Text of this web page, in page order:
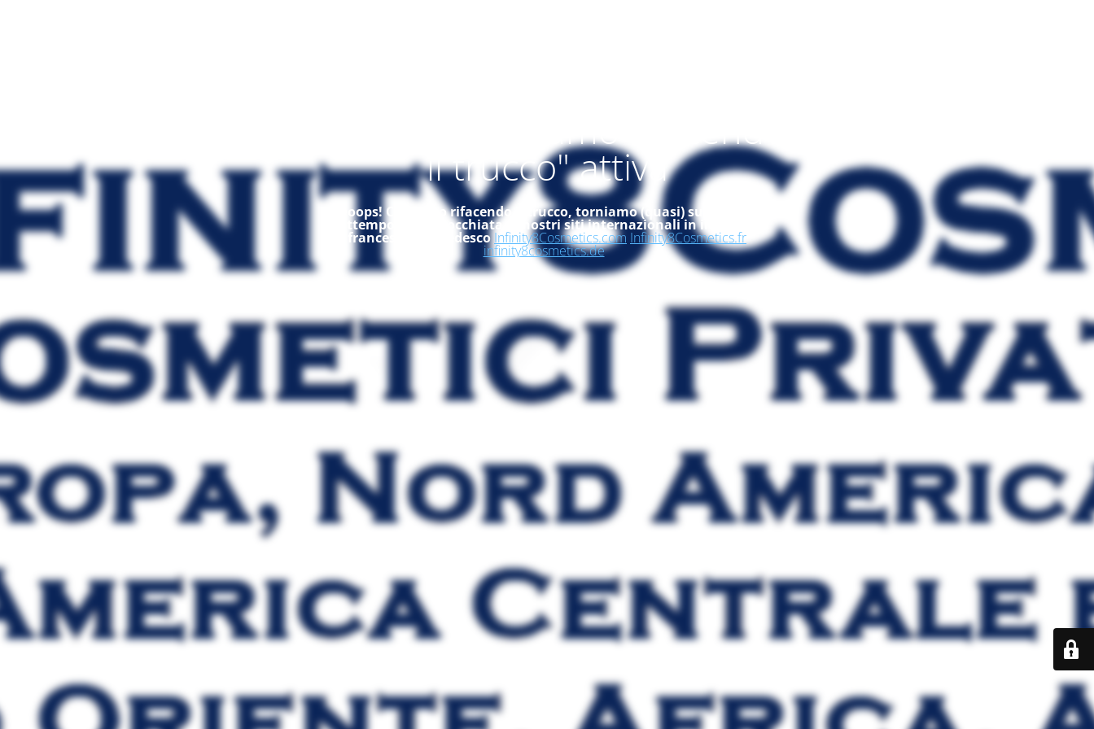
Modalità "ci stiamo rifacendo
il trucco" attiva
Ooops! Ci stiamo rifacendo il trucco, torniamo (quasi) subito, nel
frattempo, dai un'occhiata ai nostri siti internazionali in inglese, in
francese ed in tedesco Infinity8Cosmetics.com Infinity8Cosmetics.fr
infinity8cosmetics.de